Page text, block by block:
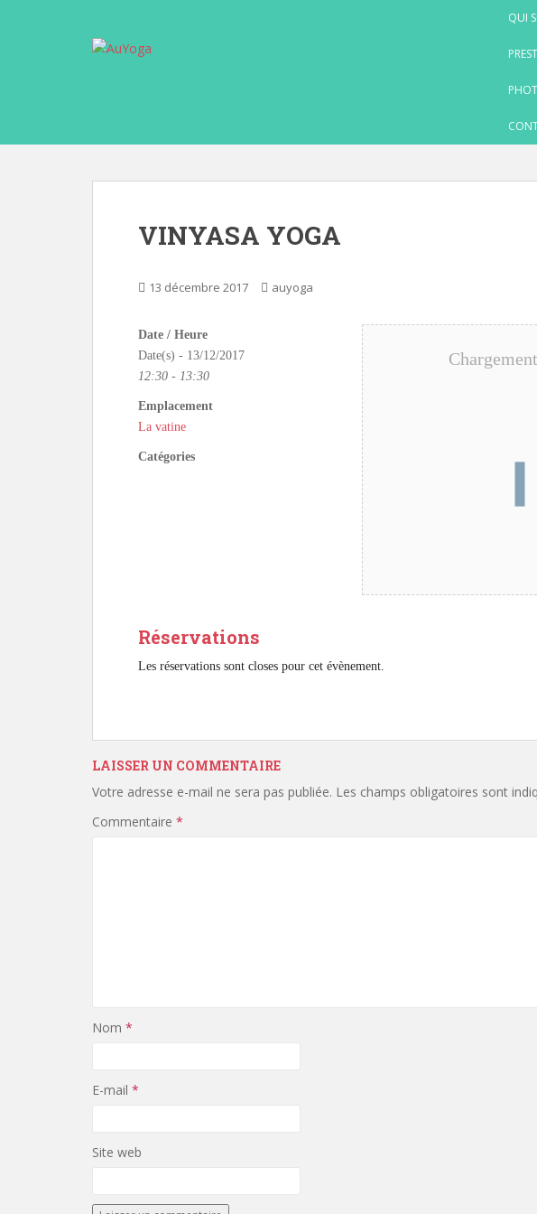
QUI
VINYASA YOGA
13 décembre 2017 auyoga
Date / Heure
Date(s) - 13/12/2017
12:30 - 13:30
Emplacement
La vatine
Catégories
Réservations
Les réservations sont closes pour cet évènement.
LAISSER UN COMMENTAIRE
Votre adresse e-mail ne sera pas publiée. Les champs obligatoires sont
Commentaire *
Nom *
E-mail *
Site web